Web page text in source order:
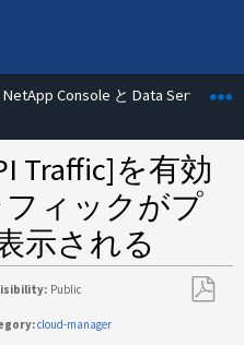
開/折りたたむ
NetApp Console と Data Services
Traffic]を有効
ィックがプ
示される
Public
cloud-manager